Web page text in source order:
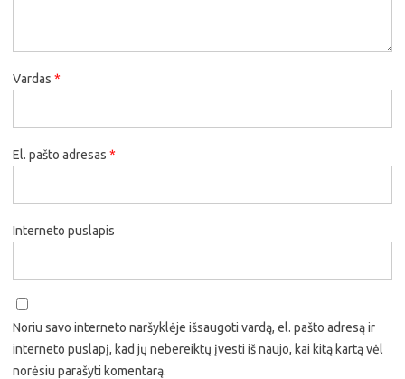
Vardas *
El. pašto adresas *
Interneto puslapis
Noriu savo interneto naršyklėje išsaugoti vardą, el. pašto adresą ir
interneto puslapį, kad jų nebereiktų įvesti iš naujo, kai kitą kartą vėl
norėsiu parašyti komentarą.